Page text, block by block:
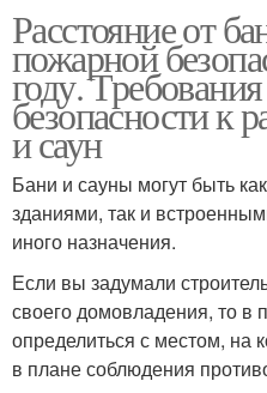
Расстояние от
пожарной
году.
безопасности к
и саун
Бани и сауны могут быть
зданиями, так и
иного назначения.
Если вы задумали
своего домовладения, то в
определиться с местом, на
в плане соблюдения